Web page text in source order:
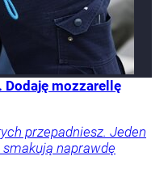
mozzarellę
przepadniesz. Jeden
smakują naprawdę